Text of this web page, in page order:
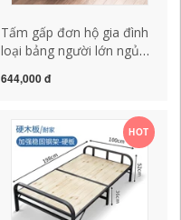
Tấm gấp đơn hộ gia đình
loại bảng người lớn ngủ
trưa văn phòng đơn giản
giường
644,000 đ
HOT